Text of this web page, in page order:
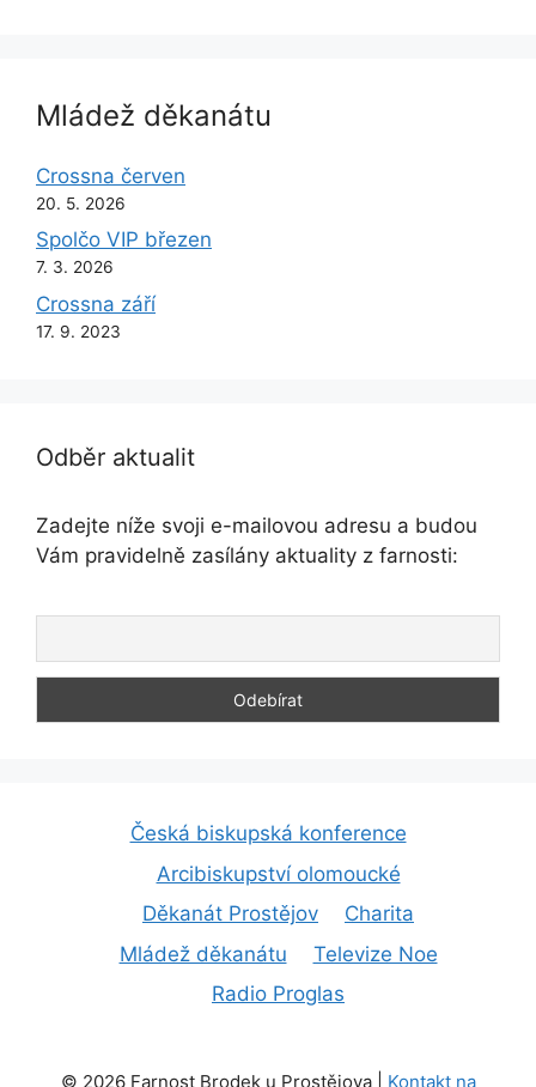
Mládež děkanátu
Crossna červen
20. 5. 2026
Spolčo VIP březen
7. 3. 2026
Crossna září
17. 9. 2023
Odběr aktualit
Zadejte níže svoji e-mailovou adresu a budou
Vám pravidelně zasílány aktuality z farnosti:
Česká biskupská konference
Arcibiskupství olomoucké
Děkanát Prostějov
Charita
Mládež děkanátu
Televize Noe
Radio Proglas
© 2026 Farnost Brodek u Prostějova | Kontakt na